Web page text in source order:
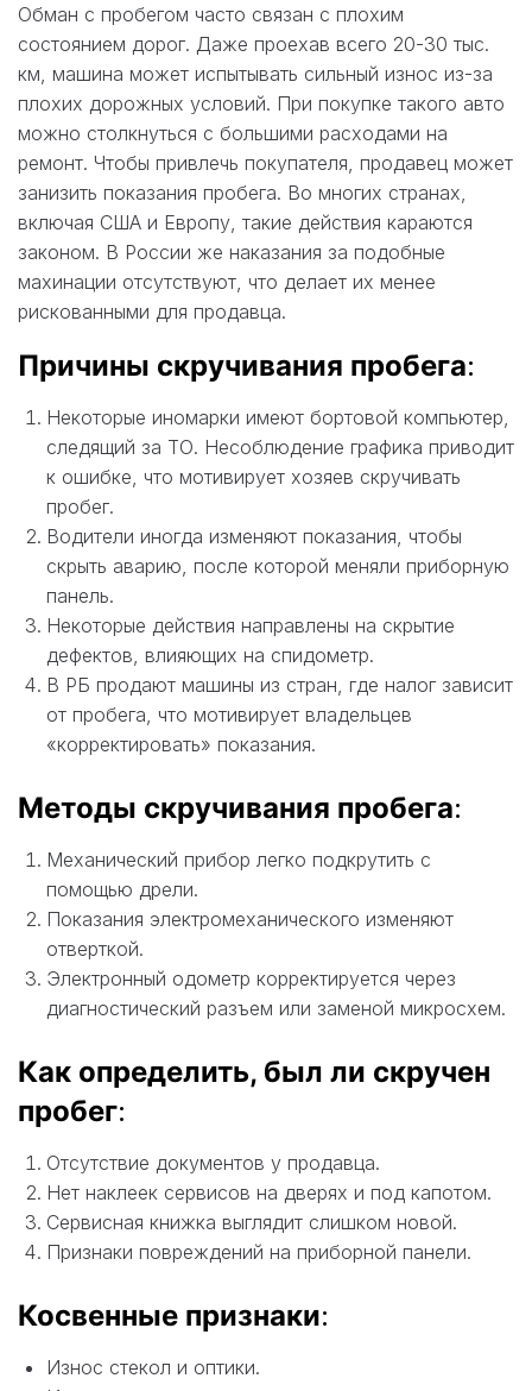
Обман с пробегом часто связан с плохим
состоянием дорог. Даже проехав всего 20-30 тыс.
км, машина может испытывать сильный износ из-за
плохих дорожных условий. При покупке такого авто
можно столкнуться с большими расходами на
ремонт. Чтобы привлечь покупателя, продавец может
занизить показания пробега. Во многих странах,
включая США и Европу, такие действия караются
законом. В России же наказания за подобные
махинации отсутствуют, что делает их менее
рискованными для продавца.
Причины скручивания пробега:
Некоторые иномарки имеют бортовой компьютер,
следящий за ТО. Несоблюдение графика приводит
к ошибке, что мотивирует хозяев скручивать
пробег.
Водители иногда изменяют показания, чтобы
скрыть аварию, после которой меняли приборную
панель.
Некоторые действия направлены на скрытие
дефектов, влияющих на спидометр.
В РБ продают машины из стран, где налог зависит
от пробега, что мотивирует владельцев
«корректировать» показания.
Методы скручивания пробега:
Механический прибор легко подкрутить с
помощью дрели.
Показания электромеханического изменяют
отверткой.
Электронный одометр корректируется через
диагностический разъем или заменой микросхем.
Как определить, был ли скручен
пробег:
Отсутствие документов у продавца.
Нет наклеек сервисов на дверях и под капотом.
Сервисная книжка выглядит слишком новой.
Признаки повреждений на приборной панели.
Косвенные признаки:
Износ стекол и оптики.